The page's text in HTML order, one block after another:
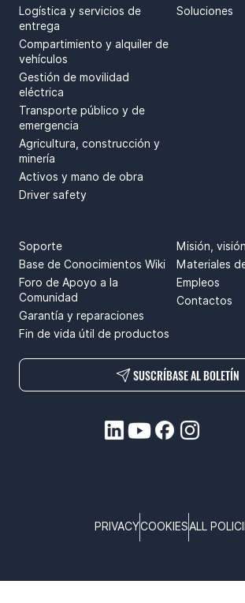
Logística y servicios de
entrega
Compartimiento y alquiler de
vehículos
Gestión de movilidad
eléctrica
Transporte público y de
emergencia
Agricultura, construcción y
minería
Activos y mano de obra
Driver safety
Soluciones
Misión,
Materiales
Empleos
Contactos
Soporte
Base de Conocimientos Wiki
Foro de Apoyo a la
Comunidad
Garantía y reparaciones
Fin de vida útil de productos
SUSCRÍBASE AL BOLETÍN
PRIVACYCOOKIESALL